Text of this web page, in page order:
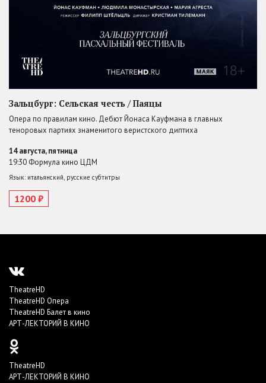
Зальцбург: Сельская честь / Паяцы
Опера по правилам кино. Дебют Йонаса Кауфмана в главных
теноровых партиях знаменитого веристского диптиха
14 августа, пятница
19:30 Формула кино ЦДМ
Язык: итальянский, русские субтитры
1200 ₽
TheatreHD
TheatreHD Опера
TheatreHD Балет в кино
АРТ-ЛЕКТОРИЙ В КИНО
TheatreHD
АРТ-ЛЕКТОРИЙ В КИНО